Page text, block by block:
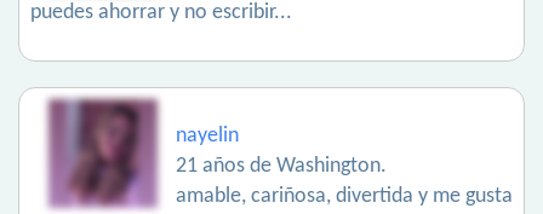
puedes ahorrar y no escribir...
nayelin
21 años de Washington.
amable, cariñosa, divertida y me gusta